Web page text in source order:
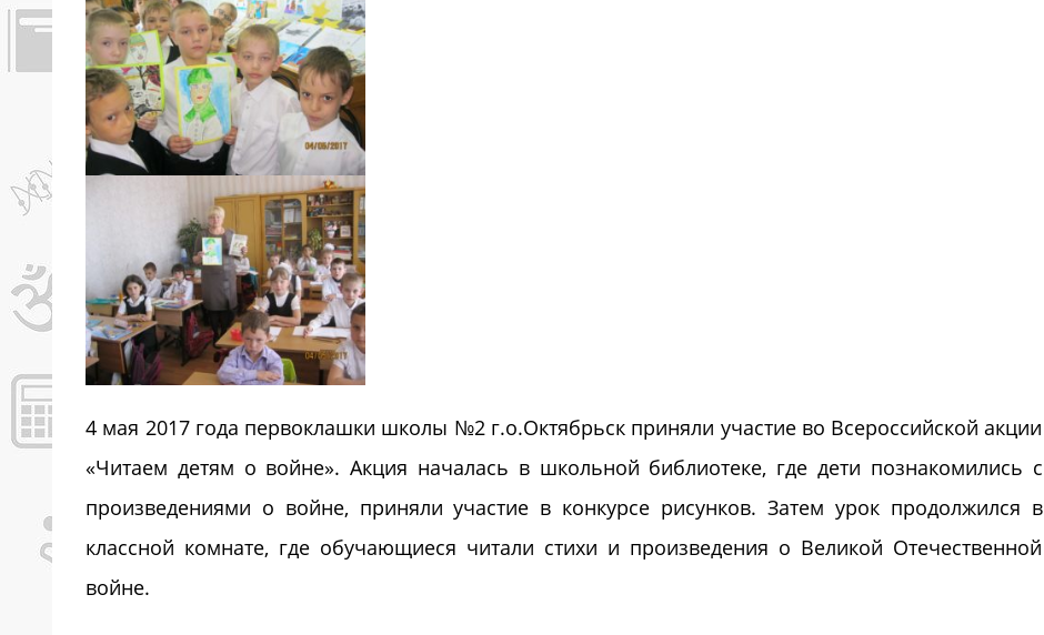
4 мая 2017 года первоклашки школы №2 г.о.Октябрьск приняли участие во Всероссийской акции
«Читаем детям о войне». Акция началась в школьной библиотеке, где дети познакомились с
произведениями о войне, приняли участие в конкурсе рисунков. Затем урок продолжился в
классной комнате, где обучающиеся читали стихи и произведения о Великой Отечественной
войне.